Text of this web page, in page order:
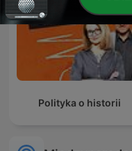
Polityka o historii